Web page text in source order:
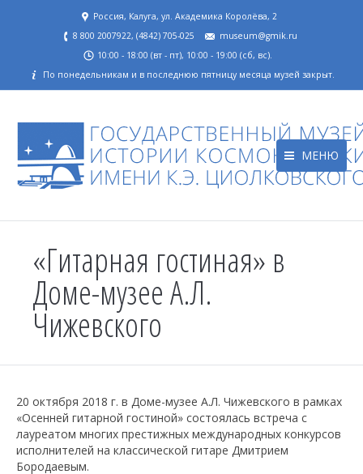
Россия, Калуга, ул. Академика Королёва, 2
8 800 2007922, (4842) 705-025
museum@gmik.ru
10:00 - 18:00 (вт - пт), 10:00 - 19:00 (сб, вс).
По понедельникам и в последнюю пятницу месяца музей закрыт.
МЕНЮ
«Гитарная гостиная» в
Доме-музее А.Л.
Чижевского
20 октября 2018 г. в Доме-музее А.Л. Чижевского в рамках
«Осенней гитарной гостиной» состоялась встреча с
лауреатом многих престижных международных конкурсов
исполнителей на классической гитаре Дмитрием
Бородаевым.